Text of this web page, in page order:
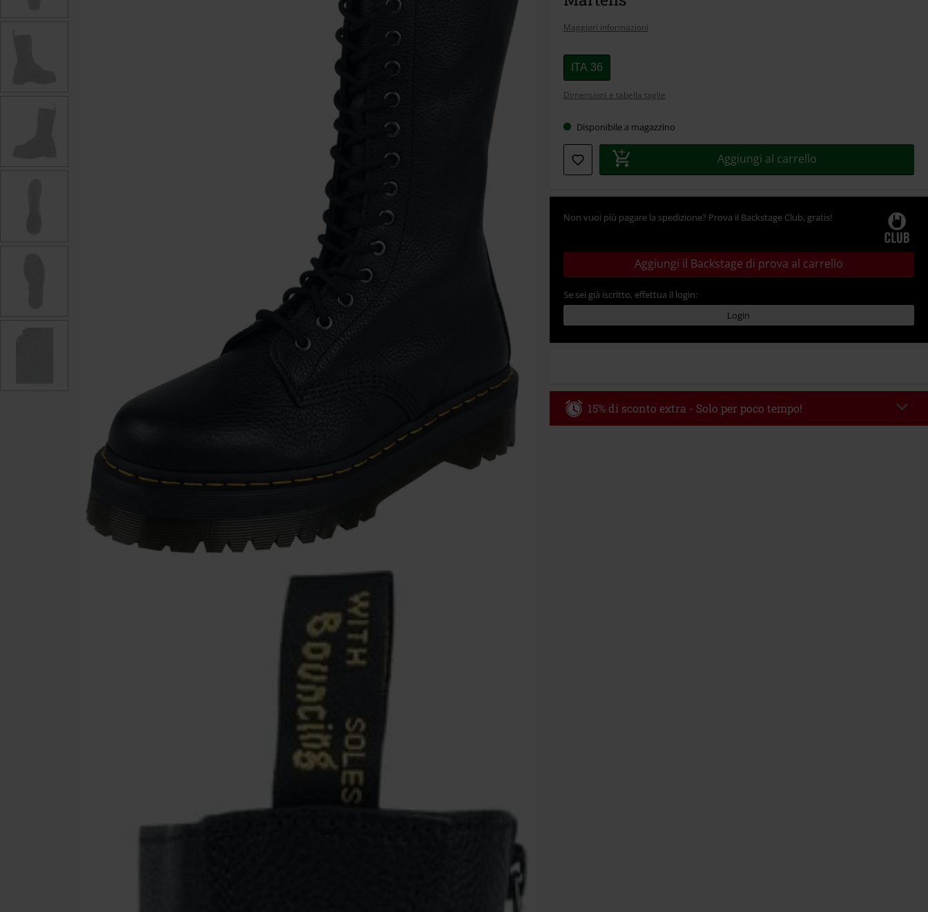
Maggiori informazioni
Scegli
la
tua
taglia
ITA 36
Dimensioni e tabella taglie
Disponibile a magazzino
Aggiungi al carrello
Non vuoi più pagare la spedizione? Prova il Backstage Club, gratis!
Aggiungi il Backstage di prova al carrello
Se sei già iscritto, effettua il login:
Login
15% di sconto extra - Solo per poco tempo!